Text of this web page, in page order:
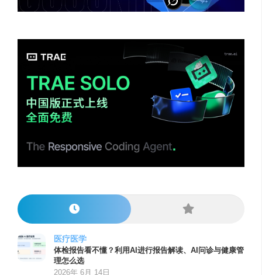
医疗医学
体检报告看不懂？利用AI进行报告解读、AI问诊与健康管
理怎么选
2026年 6月 14日